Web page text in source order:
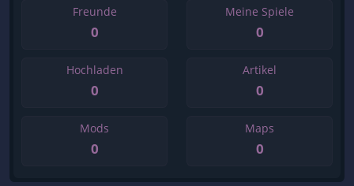
Freunde
0
Meine Spiele
0
Hochladen
0
Artikel
0
Mods
0
Maps
0